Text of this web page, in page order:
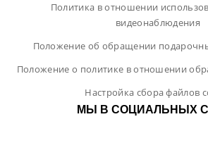
Политика в отношении
видеонаблюдения
Положение об обращении
Положение о политике в отношении
Настройка сбора файлов
МЫ В СОЦИАЛЬНЫХ